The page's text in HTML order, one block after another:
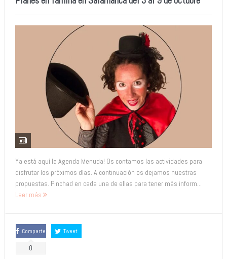
Ya está aquí la Agenda Menuda! Os contamos las actividades para
disfrutar los próximos días. A continuación os dejamos nuestras
propuestas. Pinchad en cada una de ellas para tener más inform...
Leer más
Comparte
0
Tweet